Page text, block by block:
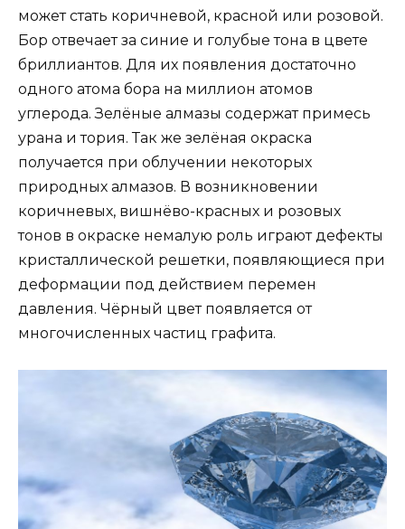
может стать коричневой, красной или розовой.
Бор отвечает за синие и голубые тона в цвете
бриллиантов. Для их появления достаточно
одного атома бора на миллион атомов
углерода. Зелёные алмазы содержат примесь
урана и тория. Так же зелёная окраска
получается при облучении некоторых
природных алмазов. В возникновении
коричневых, вишнёво-красных и розовых
тонов в окраске немалую роль играют дефекты
кристаллической решетки, появляющиеся при
деформации под действием перемен
давления. Чёрный цвет появляется от
многочисленных частиц графита.